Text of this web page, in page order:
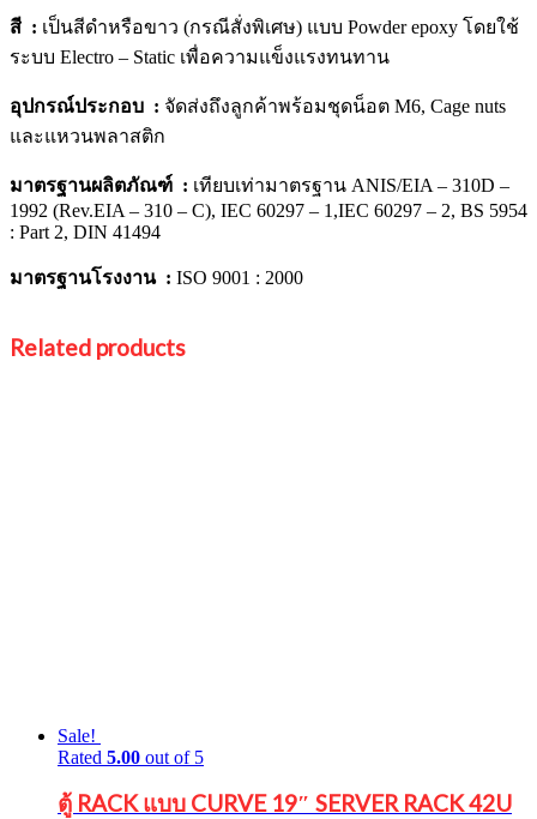
สี : เป็นสีดำหรือขาว (กรณีสั่งพิเศษ) แบบ Powder epoxy โดยใช้
ระบบ Electro – Static เพื่อความแข็งแรงทนทาน
อุปกรณ์ประกอบ : จัดส่งถึงลูกค้าพร้อมชุดน็อต M6, Cage nuts
และแหวนพลาสติก
มาตรฐานผลิตภัณฑ์ : เทียบเท่ามาตรฐาน ANIS/EIA – 310D –
1992 (Rev.EIA – 310 – C), IEC 60297 – 1,IEC 60297 – 2, BS 5954
: Part 2, DIN 41494
มาตรฐานโรงงาน : ISO 9001 : 2000
Related products
Sale!
Rated 5.00 out of 5
ตู้ RACK แบบ CURVE 19″ SERVER RACK 42U